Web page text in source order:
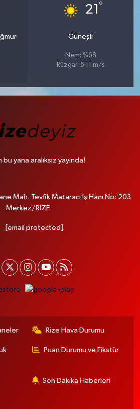
21 °
Güneşli
Nem: %68
Rüzgar: 6.11 m/s
yana aralıksız yayında!
Mah. Tevfik Mataracı İş Hanı No: 203
Merkez/RİZE
[email protected]
Rize Hava Durumu
Puan Durumu ve Fikstür
Son Dakika Haberleri